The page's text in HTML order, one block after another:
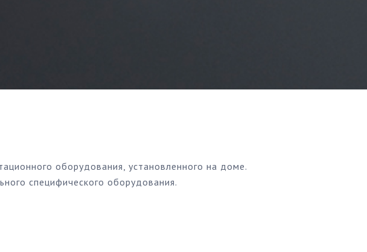
оборудования, установленного на доме.
специфического оборудования.